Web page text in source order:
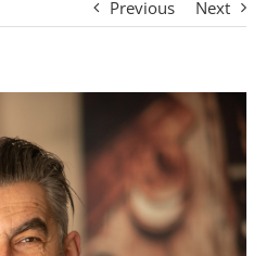
Previous Next